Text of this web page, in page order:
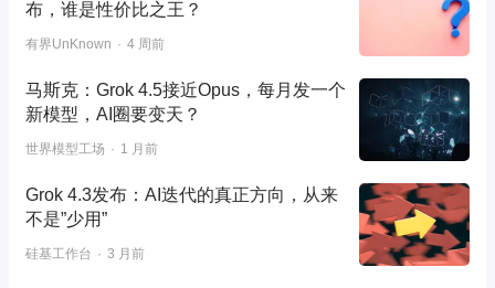
布，谁是性价比之王？
有界UnKnown 4 周前
马斯克：Grok 4.5接近Opus，每月发一个
新模型，AI圈要变天？
世界模型工场 1 月前
Grok 4.3发布：AI迭代的真正方向，从来
不是”少用”
硅基工作台 3 月前